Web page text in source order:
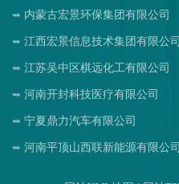
内蒙古宏景环保集团有限公司
江西宏景信息技术集团有限公司
江苏吴中区棋远化工有限公司
河南开封科技医疗有限公司
宁夏鼎力汽车有限公司
河南平顶山西联新能源有限公司